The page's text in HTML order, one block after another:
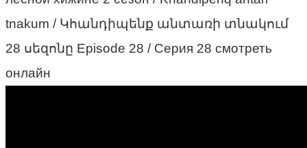
tnakum / Կհանդիպենք անտառի տնակում
28 սեզոնը Episode 28 / Серия 28 смотреть
онлайн